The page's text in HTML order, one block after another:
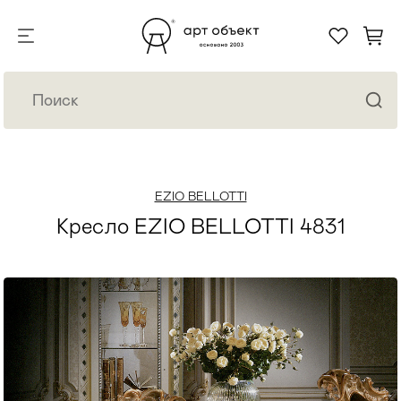
EZIO BELLOTTI
Кресло EZIO BELLOTTI 4831